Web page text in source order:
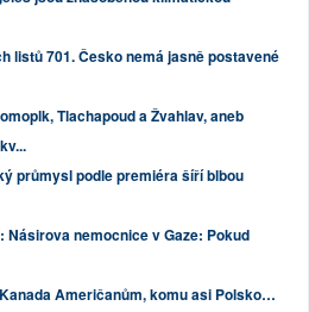
listů 701. Česko nemá jasně postavené
Tlachapoud a Žvahlav, aneb
průmysl podle premiéra šíří blbou
Násirova nemocnice v Gaze: Pokud
Američanům, komu asi Polsko…